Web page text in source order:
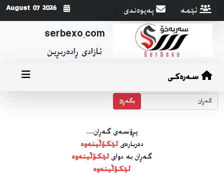
serbexo.com
ئازادی ڕاده‌ربڕین
ئێمه په‌یوه‌ندی 2026 August 07
سەرەکی
بگه‌ڕێ
پڕۆسه‌ی گه‌ڕان.....
ده‌رباره‌ی لێکۆڵینەوە
گه‌ڕان به دوای لێکۆڵینەوە
لێکۆڵینەوە